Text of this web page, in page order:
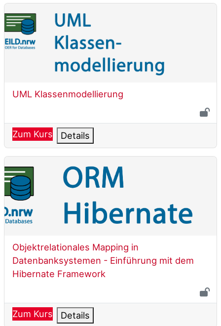
Kursname
UML Klassenmodellierung
Zum Kurs Details
Kursname
Objektrelationales Mapping in
Datenbanksystemen - Einführung mit dem
Hibernate Framework
Zum Kurs Details